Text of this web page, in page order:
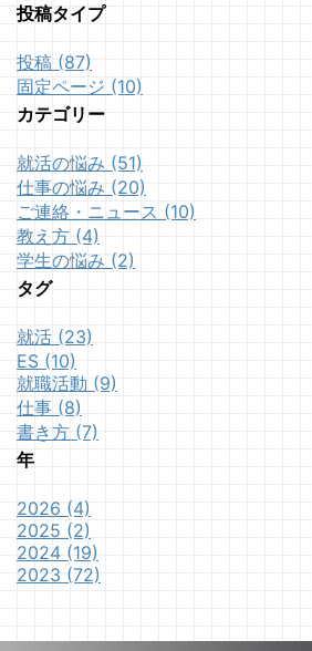
投稿タイプ
投稿 (87)
固定ページ (10)
カテゴリー
就活の悩み (51)
仕事の悩み (20)
ご連絡・ニュース (10)
教え方 (4)
学生の悩み (2)
タグ
就活 (23)
ES (10)
就職活動 (9)
仕事 (8)
書き方 (7)
年
2026 (4)
2025 (2)
2024 (19)
2023 (72)